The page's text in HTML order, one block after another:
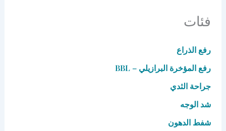
فئات
رفع الذراع
رفع المؤخرة البرازيلي – BBL
جراحة الثدي
شد الوجه
شفط الدهون